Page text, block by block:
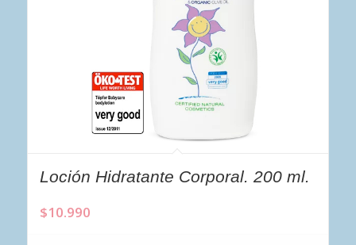
Loción Hidratante Corporal. 200 ml.
$10.990